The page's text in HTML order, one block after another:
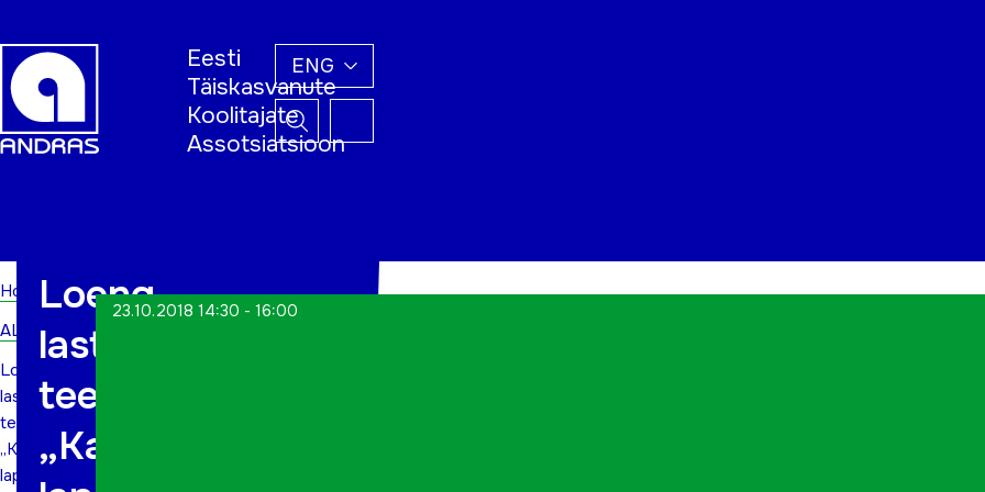
Eesti
Täiskasvanute
Koolitajate
Assotsiatsioon
ENG
Home
ALWs
Loeng
lastevanematele
teemal:
„Kaasaegne
laps.
Loeng
lastevanematele
teemal:
„Kaasaegne
23.10.2018 14:30 - 16:00